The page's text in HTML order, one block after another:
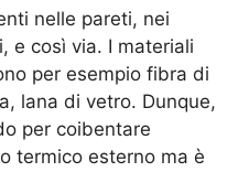
nelle pareti, nei
e così via. I materiali
per esempio fibra di
lana di vetro. Dunque,
per coibentare
termico esterno ma è